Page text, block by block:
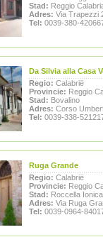
Stad: Reggio
Adres: Via Trapezzi
Tel: 0039-380-
Da Silvia alla Casa
Regio: Calabrië
Provincie: Reggio
Stad: Bovalino
Adres: Corso
Tel: 0039-338-
Ruga Grande
Regio: Calabrië
Provincie: Reggio
Stad: Roccella Ionica
Adres: Via Ruga
Tel: 0039-0964-